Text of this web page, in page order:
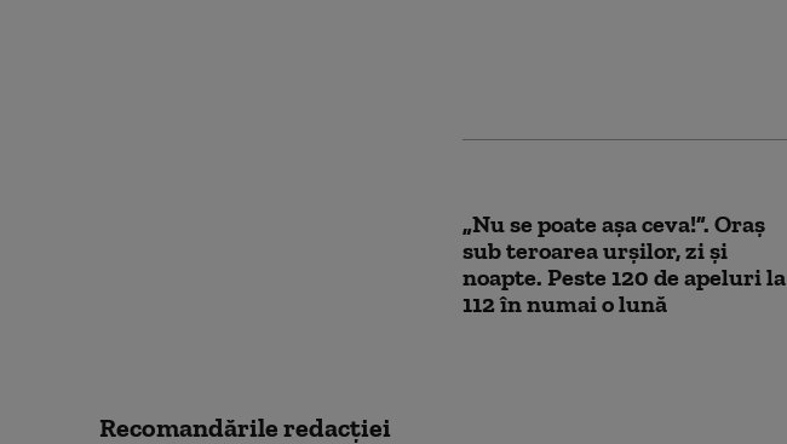
„Nu se poate așa ceva!”. Oraș
sub teroarea urșilor, zi și
noapte. Peste 120 de apeluri la
112 în numai o lună
Recomandările redacţiei